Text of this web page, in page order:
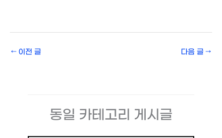
← 이전 글 다음 글 →
동일 카테고리 게시글